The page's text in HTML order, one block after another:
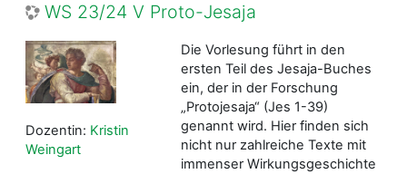
WS 23/24 V Proto-Jesaja
Die Vorlesung führt in den
ersten Teil des Jesaja-Buches
ein, der in der Forschung
„Protojesaja“ (Jes 1-39)
genannt wird. Hier finden sich
nicht nur zahlreiche Texte mit
immenser Wirkungsgeschichte
Dozentin: Kristin
Weingart